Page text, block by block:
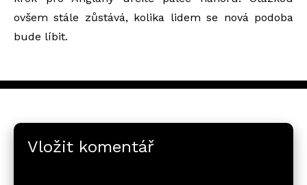
ovšem stále zůstává, kolika lidem se nová podoba
bude líbit.
Vložit komentář